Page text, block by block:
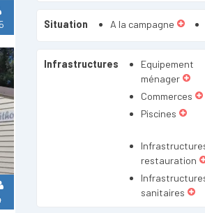
Situation A la campagne
Infrastructures
Equipement
ménager
Commerces
Piscines
restauration
sanitaires